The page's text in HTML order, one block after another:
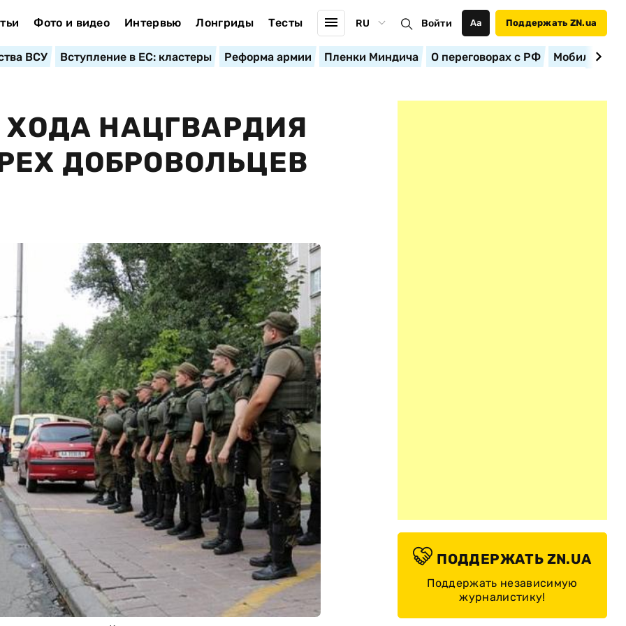
Фото и видео Интервью Лонгриды Тесты RU Войти Аа Поддержать ZN.ua
ВСУ Вступление в ЕС: кластеры Реформа армии Пленки Миндича О переговорах с РФ
ХОДА НАЦГВАРДИЯ
ДОБРОВОЛЬЦЕВ
ПОДДЕРЖАТЬ ZN.UA
Поддержать независимую
журналистику!